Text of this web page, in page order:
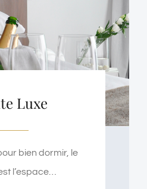
Luxe
bien dormir, le
l’espace…